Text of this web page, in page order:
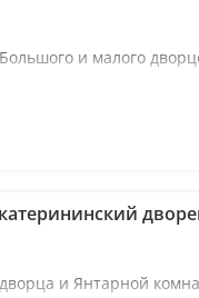
и малого
и Янтарной